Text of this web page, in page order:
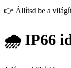
👉 Állítsd be a
🌧️ IP66